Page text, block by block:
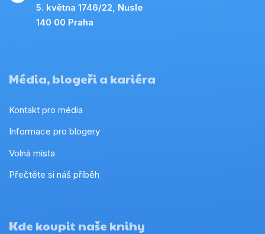
5. května 1746/22, Nusle
140 00 Praha
Média, blogeři a kariéra
Kontakt pro média
Informace pro blogery
Volná místa
Přečtěte si náš příběh
Kde koupit naše knihy